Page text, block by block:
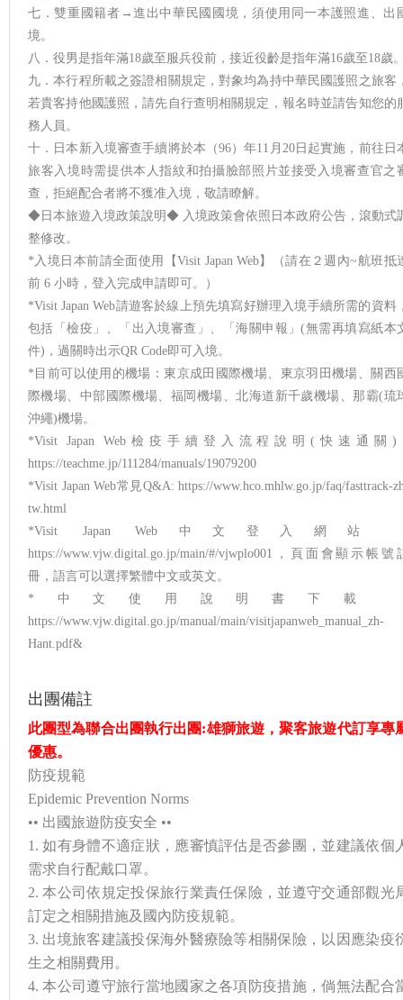
七．雙重國籍者→進出中華民國國境，須使用同一本護照進、出
境。
八．役男是指年滿18歲至服兵役前，接近役齡是指年滿16歲至18歲
九．本行程所載之簽證相關規定，對象均為持中華民國護照之旅客
若貴客持他國護照，請先自行查明相關規定，報名時並請告知您的
務人員。
十．日本新入境審查手續將於本（96）年11月20日起實施，前往日
旅客入境時需提供本人指紋和拍攝臉部照片並接受入境審查官之
查，拒絕配合者將不獲准入境，敬請瞭解。
◆日本旅遊入境政策說明◆ 入境政策會依照日本政府公告，滾動式
整修改。
*入境日本前請全面使用【Visit Japan Web】（請在２週內~航班抵
前 6 小時，登入完成申請即可。）
*Visit Japan Web請遊客於線上預先填寫好辦理入境手續所需的資料
包括「檢疫」、「出入境審查」、「海關申報」(無需再填寫紙本
件)，過關時出示QR Code即可入境。
*目前可以使用的機場：東京成田國際機場、東京羽田機場、關西
際機場、中部國際機場、福岡機場、北海道新千歲機場、那霸(琉
沖繩)機場。
*Visit Japan Web檢疫手續登入流程說明(快速通關)
https://teachme.jp/111284/manuals/19079200
*Visit Japan Web常見Q&A: https://www.hco.mhlw.go.jp/faq/fasttrack-
tw.html
*Visit Japan Web中文登入網站
https://www.vjw.digital.go.jp/main/#/vjwplo001，頁面會顯示帳號
冊，語言可以選擇繁體中文或英文。
*中文使用說明書下載
https://www.vjw.digital.go.jp/manual/main/visitjapanweb_manual_zh-
Hant.pdf&
出團備註
此團型為聯合出團執行出團:雄獅旅遊，聚客旅遊代訂享專
優惠。
防疫規範
Epidemic Prevention Norms
•• 出國旅遊防疫安全 ••
1. 如有身體不適症狀，應審慎評估是否參團，並建議依個
需求自行配戴口罩。
2. 本公司依規定投保旅行業責任保險，並遵守交通部觀光
訂定之相關措施及國內防疫規範。
3. 出境旅客建議投保海外醫療險等相關保險，以因應染疫
生之相關費用。
4. 本公司遵守旅行當地國家之各項防疫措施，倘無法配合